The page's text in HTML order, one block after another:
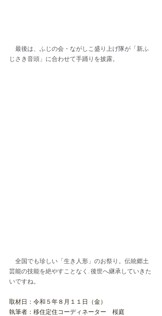
最後は、ふじの会・ながしこ盛り上げ隊が「新ふ
じさき音頭」に合わせて手踊りを披露。
全国でも珍しい「生き人形」のお祭り。伝統郷土
芸能の技能を絶やすことなく. 後世へ継承していきた
いですね。
取材日：令和５年８月１１日（金）
執筆者：移住定住コーディネーター　桜庭